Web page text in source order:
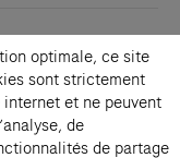
optimale, ce site
sont strictement
et ne peuvent
de
de partage